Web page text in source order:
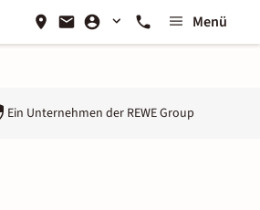
Menü
Ein Unternehmen der REWE Group